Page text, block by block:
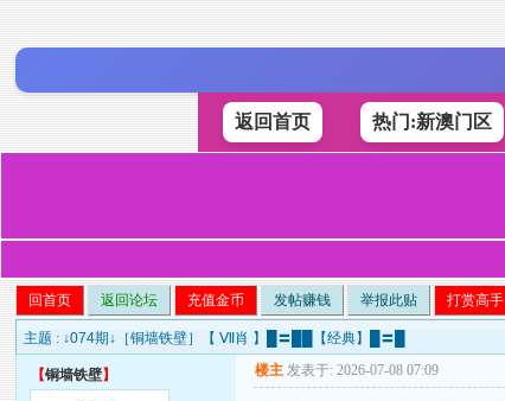
返回首页 热门:新澳门区
回首页 返回论坛 充值金币 发帖赚钱 举报此贴 打赏高手
主题 : ↓074期↓［铜墙铁壁］【 Ⅶ肖 】█〓██【经典】█〓█
【铜墙铁壁】 楼主 发表于: 2026-07-08 07:09